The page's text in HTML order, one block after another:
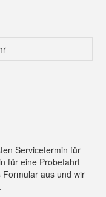
Servicetermin für
für eine Probefahrt
aus und wir